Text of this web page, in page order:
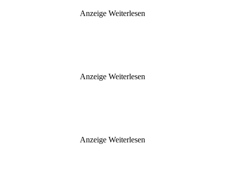
Anzeige Weiterlesen
Anzeige Weiterlesen
Anzeige Weiterlesen